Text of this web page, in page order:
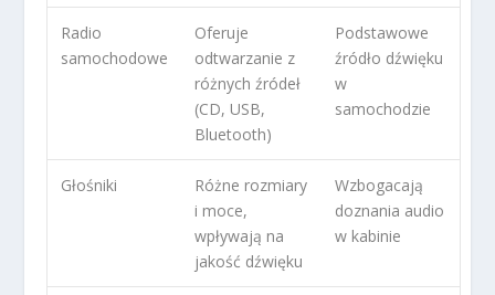
Radio
samochodowe
Oferuje
odtwarzanie z
różnych źródeł
(CD, USB,
Bluetooth)
Podstawowe
źródło dźwięku
w
samochodzie
Głośniki
Różne rozmiary
i moce,
wpływają na
jakość dźwięku
Wzbogacają
doznania audio
w kabinie